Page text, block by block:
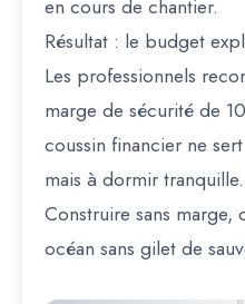
en cours de chantier.
Résultat : le budget
Les professionnels
marge de sécurité de
coussin financier ne
mais à dormir tranquille.
Construire sans marge,
océan sans gilet de